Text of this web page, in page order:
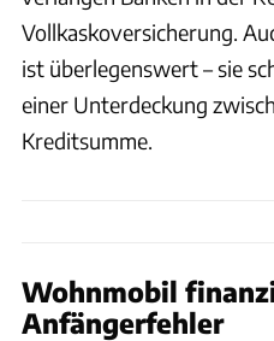
Vollkaskoversicherung.
ist überlegenswert – sie
einer Unterdeckung
Kreditsumme.
Wohnmobil
Anfängerfehler